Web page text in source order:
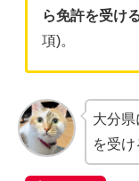
ら免許を受け
項)。
大分
を受け